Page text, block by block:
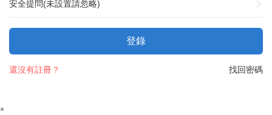
安全提問(未設置請忽略)
登錄
找回密碼
還沒有註冊？
×